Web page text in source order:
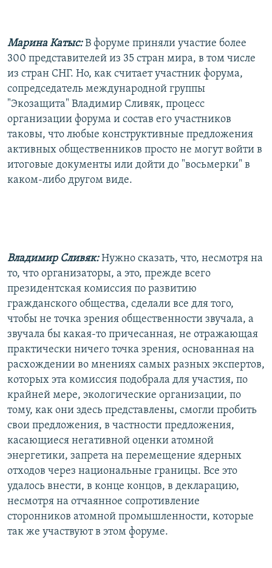
Марина Катыс: В форуме приняли участие более
300 представителей из 35 стран мира, в том числе
из стран СНГ. Но, как считает участник форума,
сопредседатель международной группы
"Экозащита" Владимир Сливяк, процесс
организации форума и состав его участников
таковы, что любые конструктивные предложения
активных общественников просто не могут войти в
итоговые документы или дойти до "восьмерки" в
каком-либо другом виде.
Владимир Сливяк: Нужно сказать, что, несмотря на
то, что организаторы, а это, прежде всего
президентская комиссия по развитию
гражданского общества, сделали все для того,
чтобы не точка зрения общественности звучала, а
звучала бы какая-то причесанная, не отражающая
практически ничего точка зрения, основанная на
расхождении во мнениях самых разных экспертов,
которых эта комиссия подобрала для участия, по
крайней мере, экологические организации, по
тому, как они здесь представлены, смогли пробить
свои предложения, в частности предложения,
касающиеся негативной оценки атомной
энергетики, запрета на перемещение ядерных
отходов через национальные границы. Все это
удалось внести, в конце концов, в декларацию,
несмотря на отчаянное сопротивление
сторонников атомной промышленности, которые
так же участвуют в этом форуме.